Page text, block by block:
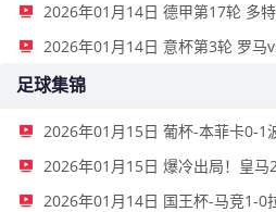
2026年01月14日 德甲第17轮 多
2026年01月14日 意杯第3轮 罗马
足球集锦